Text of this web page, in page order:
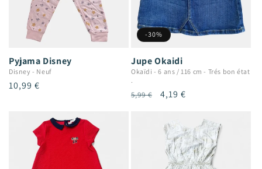
Pyjama Disney
Disney - Neuf
Prix
10,99 €
-30%
Jupe Okaidi
Okaïdi -6 ans / 116 cm - Trés bon état
Prix
5,99 €
Prix
4,19 €